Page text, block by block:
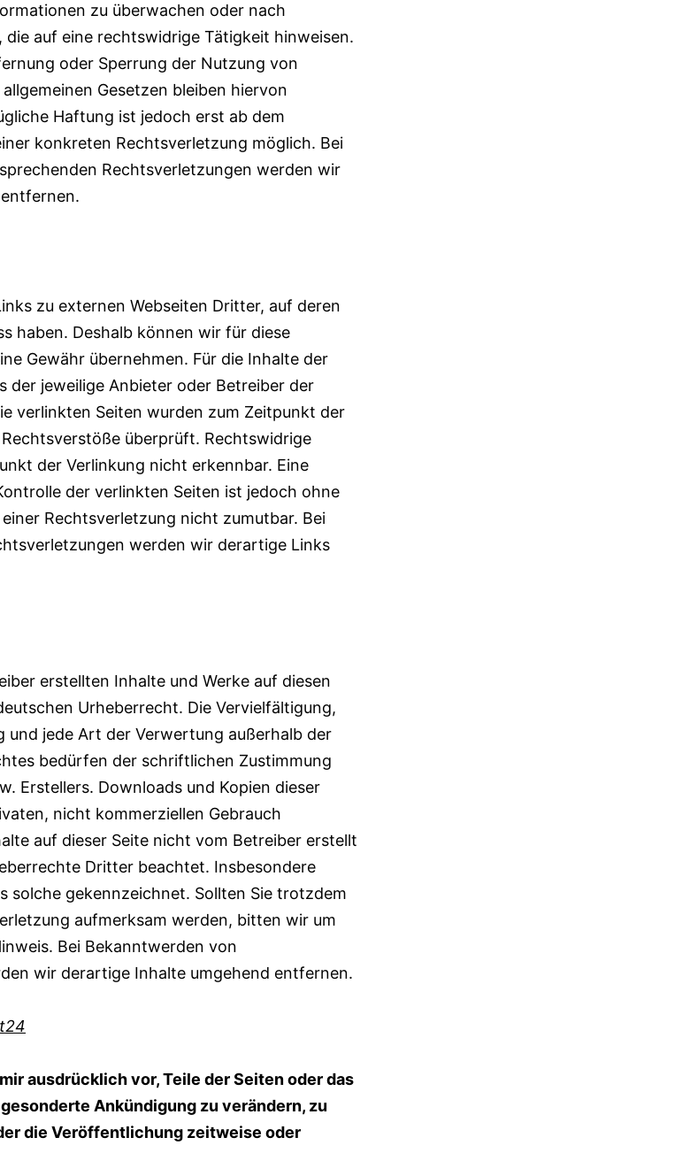
zu überwachen oder nach
auf eine rechtswidrige Tätigkeit hinweisen.
oder Sperrung der Nutzung von
Gesetzen bleiben hiervon
Haftung ist jedoch erst ab dem
konkreten Rechtsverletzung möglich. Bei
Rechtsverletzungen werden wir
zu externen Webseiten Dritter, auf deren
haben. Deshalb können wir für diese
Gewähr übernehmen. Für die Inhalte der
der jeweilige Anbieter oder Betreiber der
verlinkten Seiten wurden zum Zeitpunkt der
überprüft. Rechtswidrige
der Verlinkung nicht erkennbar. Eine
der verlinkten Seiten ist jedoch ohne
Rechtsverletzung nicht zumutbar. Bei
werden wir derartige Links
erstellten Inhalte und Werke auf diesen
Urheberrecht. Die Vervielfältigung,
und jede Art der Verwertung außerhalb der
bedürfen der schriftlichen Zustimmung
Erstellers. Downloads und Kopien dieser
nicht kommerziellen Gebrauch
auf dieser Seite nicht vom Betreiber erstellt
Dritter beachtet. Insbesondere
solche gekennzeichnet. Sollten Sie trotzdem
aufmerksam werden, bitten wir um
Bei Bekanntwerden von
wir derartige Inhalte umgehend entfernen.
ausdrücklich vor, Teile der Seiten oder das
Ankündigung zu verändern, zu
die Veröffentlichung zeitweise oder